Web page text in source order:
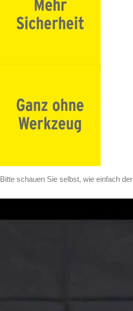
Bitte schauen Sie selbst, wie einfach der